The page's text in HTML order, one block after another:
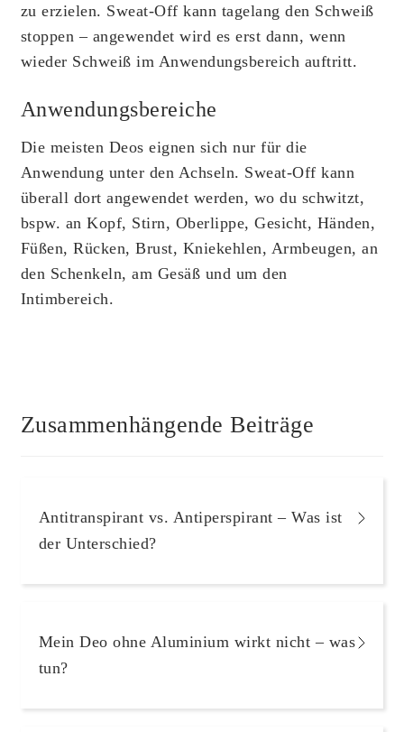
zu erzielen. Sweat-Off kann tagelang den Schweiß
stoppen – angewendet wird es erst dann, wenn
wieder Schweiß im Anwendungsbereich auftritt.
Anwendungsbereiche
Die meisten Deos eignen sich nur für die
Anwendung unter den Achseln. Sweat-Off kann
überall dort angewendet werden, wo du schwitzt,
bspw. an Kopf, Stirn, Oberlippe, Gesicht, Händen,
Füßen, Rücken, Brust, Kniekehlen, Armbeugen, an
den Schenkeln, am Gesäß und um den
Intimbereich.
Zusammenhängende Beiträge
Antitranspirant vs. Antiperspirant – Was ist
der Unterschied?
Mein Deo ohne Aluminium wirkt nicht – was
tun?